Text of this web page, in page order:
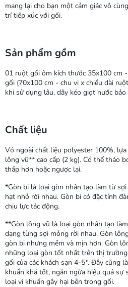
mang lại cho bạn một cảm giác vô
trí tiếp xúc với gối.
Sản phẩm gồm
01 ruột gối ôm kích thước 35x100 cm
gối (70x100 cm - chu vi x chiều dài
khi sử dụng lâu, dây kéo giọt nước
Chất liệu
Vỏ ngoài chất liệu polyester 100%,
lông vũ** cao cấp (2 kg). Có thể tháo
thấp hơn hoặc ngược lại.
*Gòn bi là loại gòn nhân tạo làm từ
hạt nhỏ rời nhau. Gòn bi có đặc tính
chịu lực tác động.
**Gòn lông vũ là loại gòn nhân tạo
dạng từng sợi mỏng rời nhau. Gòn
gòn bi nhưng mềm và mịn hơn. Gòn
những loại gòn tốt nhất trên thị
gối của các khách sạn 4-5*. Đây cũng
khuẩn khá tốt, ngăn ngừa hiệu quả sự
loại vi khuẩn gây hại bên trong gối.